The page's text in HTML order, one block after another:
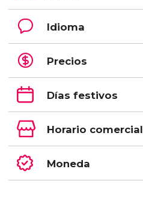
Idioma
Precios
Días festivos
Horario comercial
Moneda